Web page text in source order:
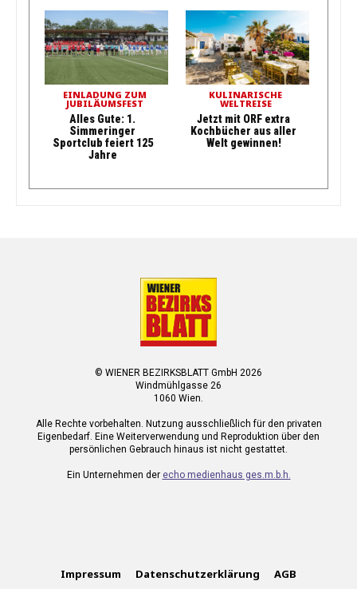
EINLADUNG ZUM
JUBILÄUMSFEST
Alles Gute: 1.
Simmeringer
Sportclub feiert 125
Jahre
KULINARISCHE
WELTREISE
Jetzt mit ORF extra
Kochbücher aus aller
Welt gewinnen!
© WIENER BEZIRKSBLATT GmbH 2026
Windmühlgasse 26
1060 Wien.
Alle Rechte vorbehalten. Nutzung ausschließlich für den privaten
Eigenbedarf. Eine Weiterverwendung und Reproduktion über den
persönlichen Gebrauch hinaus ist nicht gestattet.
Ein Unternehmen der echo medienhaus ges.m.b.h.
Impressum Datenschutzerklärung AGB